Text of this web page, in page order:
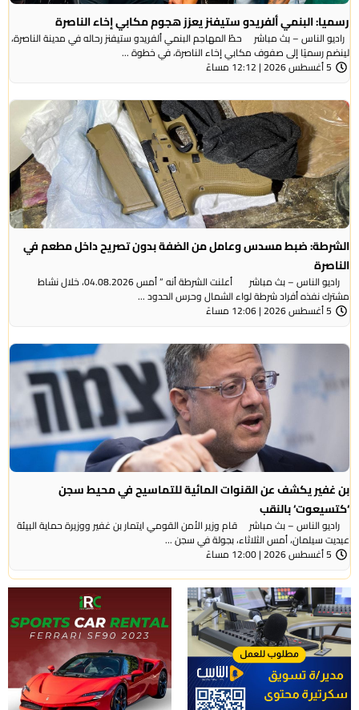
رسميا: البنمي ألفريدو ستيفنز يعزز هجوم مكابي إخاء الناصرة
راديو الناس – بث مباشر حطّ المهاجم البنمي ألفريدو ستيفنز رحاله في مدينة الناصرة،
لينضم رسميًا إلى صفوف مكابي إخاء الناصرة، في خطوة ...
5 أغسطس 2026 | 12:12 مساءً
الشرطة: ضبط مسدس وعامل من الضفة بدون تصريح داخل مطعم في
الناصرة
راديو الناس – بث مباشر أعلنت الشرطة أنه ” أمس 04.08.2026، خلال نشاط
مشترك نفذه أفراد شرطة لواء الشمال وحرس الحدود ...
5 أغسطس 2026 | 12:06 مساءً
بن غفير يكشف عن القنوات المائية للتماسيح في محيط سجن
‘كتسيعوت‘ بالنقب
راديو الناس – بث مباشر قام وزير الأمن القومي ايتمار بن غفير ووزيرة حماية البيئة
عيديت سيلمان، أمس الثلاثاء، بجولة في سجن ...
5 أغسطس 2026 | 12:00 مساءً